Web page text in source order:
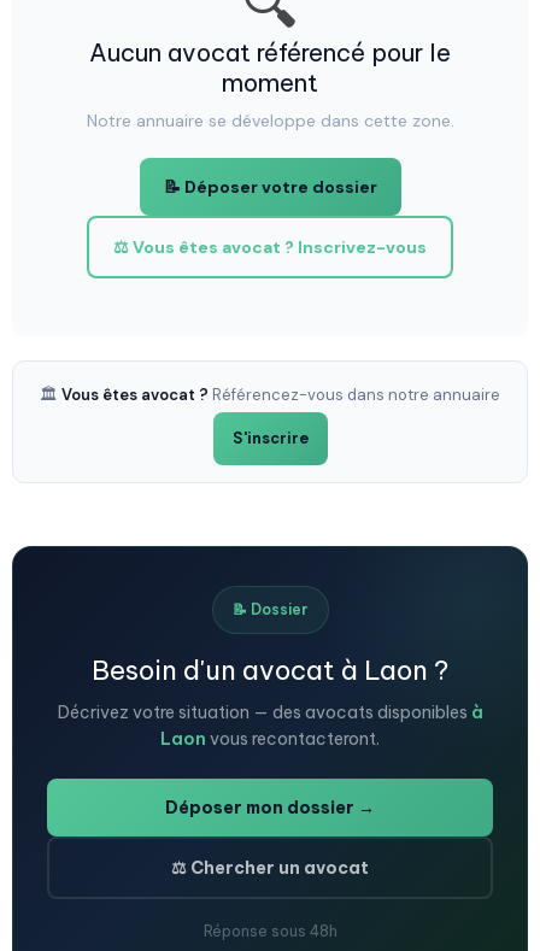
Aucun avocat référencé pour le
moment
Notre annuaire se développe dans cette zone.
📝 Déposer votre dossier
⚖️ Vous êtes avocat ? Inscrivez-vous
🏛️ Vous êtes avocat ? Référencez-vous dans notre annuaire
S'inscrire
📝 Dossier
Besoin d'un avocat à Laon ?
Décrivez votre situation — des avocats disponibles à
Laon vous recontacteront.
Déposer mon dossier →
⚖️ Chercher un avocat
Réponse sous 48h